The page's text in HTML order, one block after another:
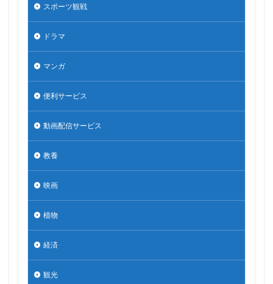
スポーツ観戦
ドラマ
マンガ
便利サービス
動画配信サービス
教養
映画
植物
経済
観光